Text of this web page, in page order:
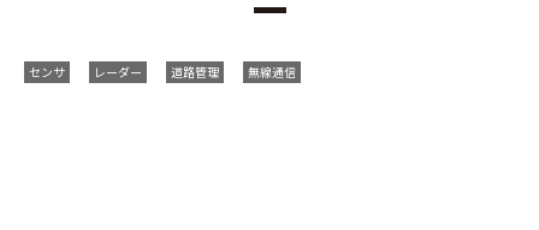
センサ レーダー 道路管理 無線通信